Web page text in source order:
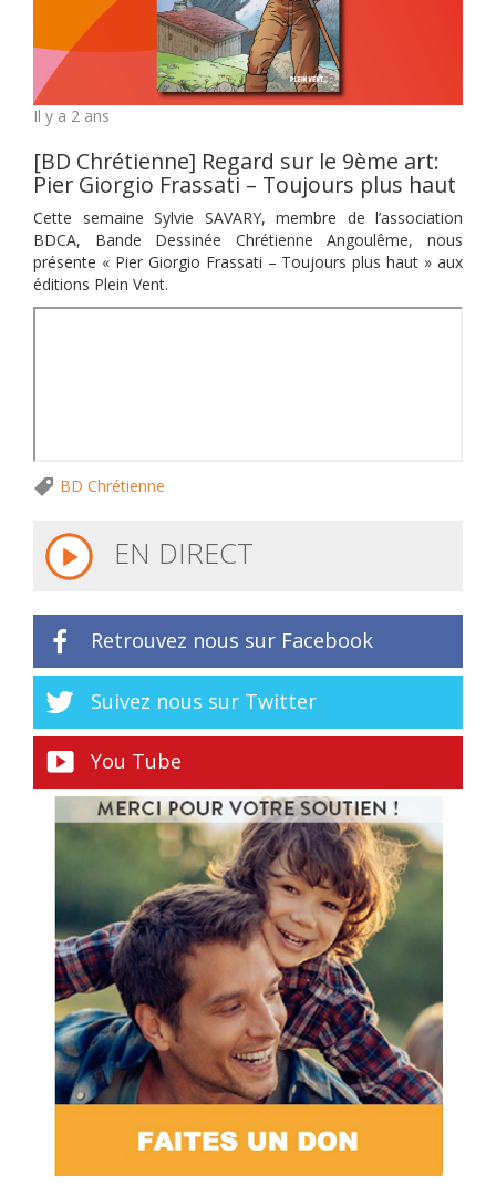
Il y a 2 ans
[BD Chrétienne] Regard sur le 9ème art:
Pier Giorgio Frassati – Toujours plus haut
Cette semaine Sylvie SAVARY, membre de l’association
BDCA, Bande Dessinée Chrétienne Angoulême, nous
présente « Pier Giorgio Frassati – Toujours plus haut » aux
éditions Plein Vent.
BD Chrétienne
EN DIRECT
Retrouvez nous sur Facebook
Suivez nous sur Twitter
You Tube